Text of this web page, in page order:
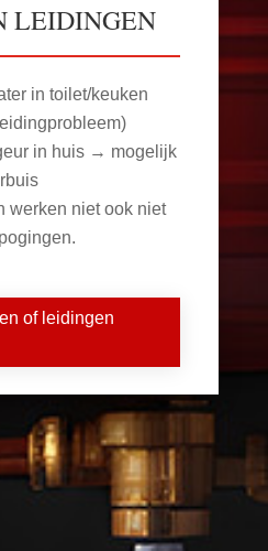
LEIDINGEN
in toilet/keuken
in huis → mogelijk
werken niet ook niet
of leidingen